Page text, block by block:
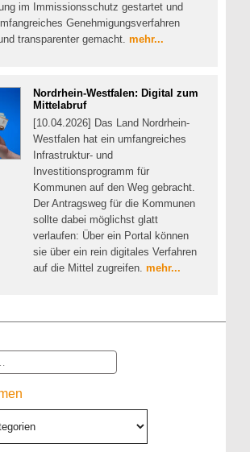
im Immissionsschutz gestartet und
Genehmigungsverfahren
transparenter gemacht. mehr...
Nordrhein-Westfalen: Digital zum
Mittelabruf
[10.04.2026] Das Land Nordrhein-
Westfalen hat ein umfangreiches
Infrastruktur- und
Investitionsprogramm für
Kommunen auf den Weg gebracht.
Der Antragsweg für die Kommunen
sollte dabei möglichst glatt
verlaufen: Über ein Portal können
sie über ein rein digitales Verfahren
auf die Mittel zugreifen. mehr...